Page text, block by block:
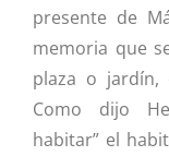
presente de
memoria que
plaza o jardín,
Como dijo
habitar” el